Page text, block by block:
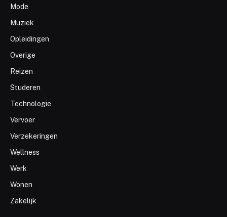
Mode
Muziek
Opleidingen
Overige
Reizen
Studeren
Technologie
Vervoer
Verzekeringen
Wellness
Werk
Wonen
Zakelijk